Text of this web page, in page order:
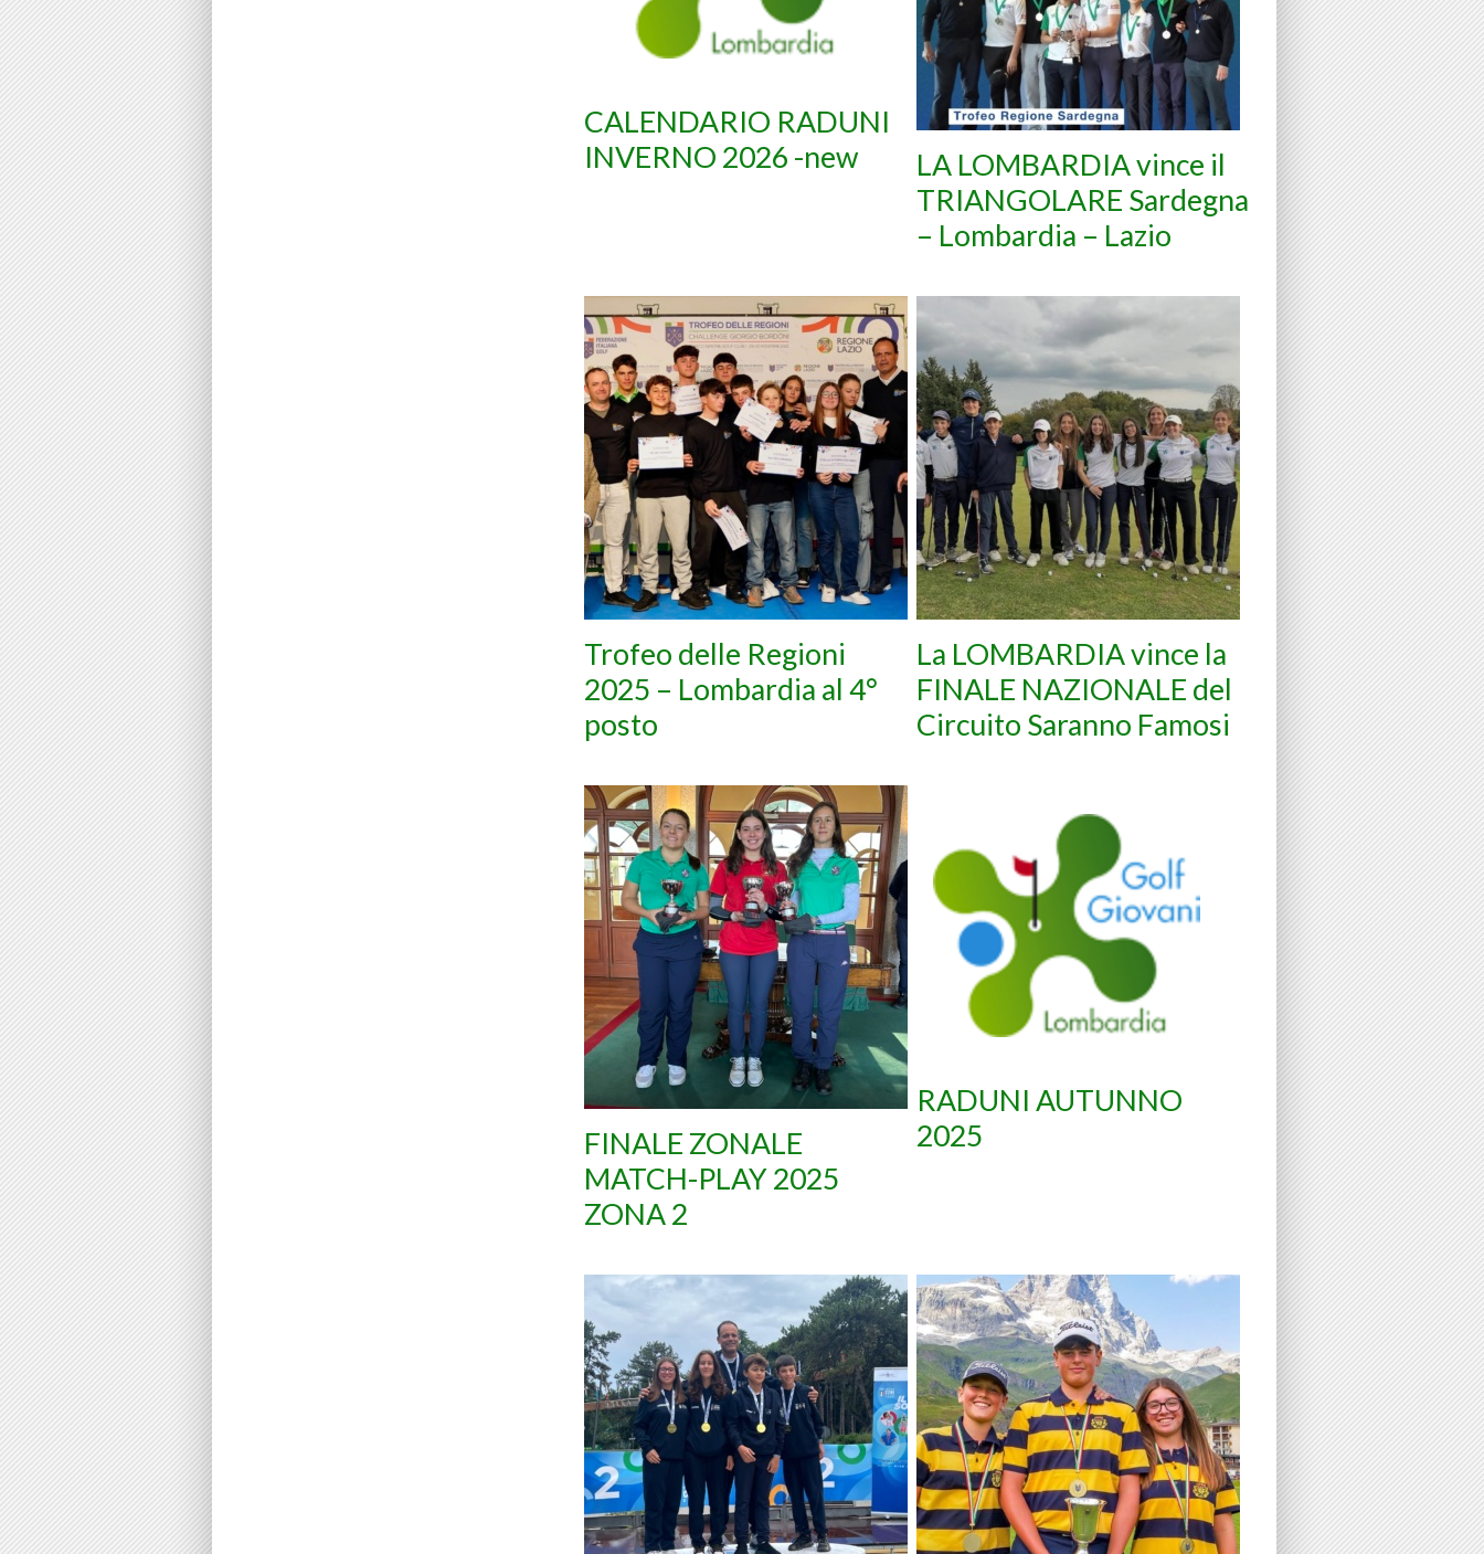
CALENDARIO RADUNI
INVERNO 2026 -new
LA LOMBARDIA vince il
TRIANGOLARE Sardegna
– Lombardia – Lazio
Trofeo delle Regioni
2025 – Lombardia al 4°
posto
La LOMBARDIA vince la
FINALE NAZIONALE del
Circuito Saranno Famosi
FINALE ZONALE
MATCH-PLAY 2025
ZONA 2
RADUNI AUTUNNO
2025